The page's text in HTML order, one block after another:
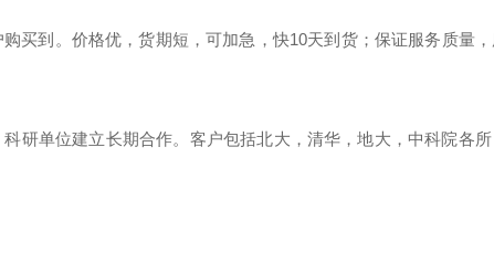
买到。价格优，货期短，可加急，快10天到货；保证服务质量
研单位建立长期合作。客户包括北大，清华，地大，中科院各